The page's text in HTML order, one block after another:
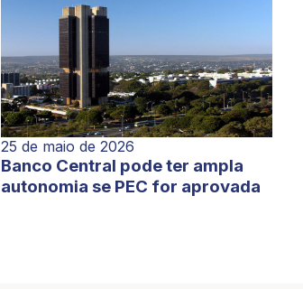
25 de maio de 2026
Banco Central pode ter ampla
autonomia se PEC for aprovada